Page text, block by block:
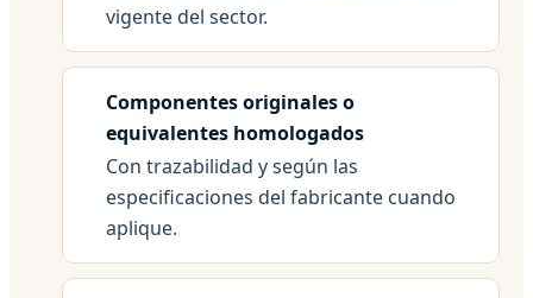
vigente del sector.
Componentes originales o
equivalentes homologados
Con trazabilidad y según las
especificaciones del fabricante cuando
aplique.